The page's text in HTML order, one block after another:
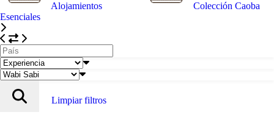
Alojamientos
Esenciales
Colección Caoba
Limpiar filtros